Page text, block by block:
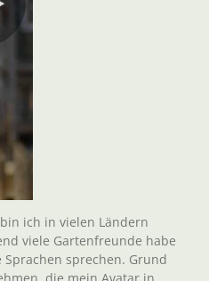
ich in vielen Ländern
viele Gartenfreunde habe
sprechen. Grund
die mein Avatar in